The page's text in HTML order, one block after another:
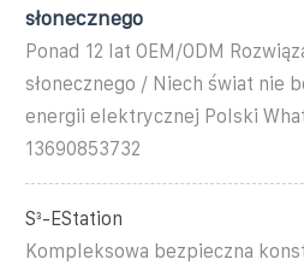
słonecznego
Ponad 12 lat OEM/ODM
słonecznego / Niech świat nie
energii elektrycznej Polski
13690853732
S³-EStation
Kompleksowa bezpieczna